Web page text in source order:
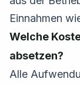
Einnahmen
Welche
absetzen?
Alle